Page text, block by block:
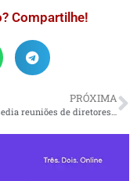
Compartilhe!
PRÓXIMA